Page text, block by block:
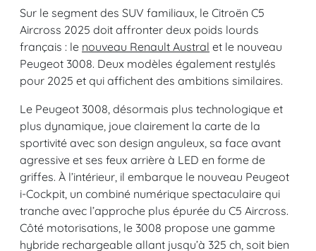
Sur le segment des SUV familiaux, le Citroën C5
Aircross 2025 doit affronter deux poids lourds
français : le nouveau Renault Austral et le nouveau
Peugeot 3008. Deux modèles également restylés
pour 2025 et qui affichent des ambitions similaires.
Le Peugeot 3008, désormais plus technologique et
plus dynamique, joue clairement la carte de la
sportivité avec son design anguleux, sa face avant
agressive et ses feux arrière à LED en forme de
griffes. À l’intérieur, il embarque le nouveau Peugeot
i-Cockpit, un combiné numérique spectaculaire qui
tranche avec l’approche plus épurée du C5 Aircross.
Côté motorisations, le 3008 propose une gamme
hybride rechargeable allant jusqu’à 325 ch, soit bien